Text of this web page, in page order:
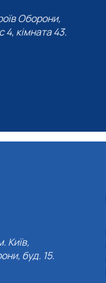
Оборони,
4, кімната 43.
Київ,
буд. 15.